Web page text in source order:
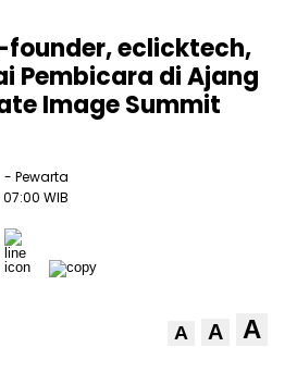
founder, eclicktech,
Pembicara di Ajang
Image Summit
- Pewarta
WIB
A A A